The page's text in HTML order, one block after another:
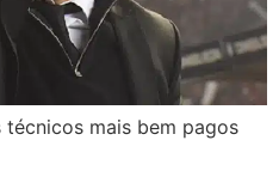
mais bem pagos